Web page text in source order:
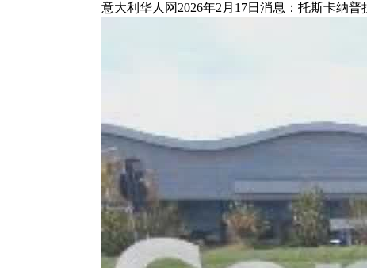
意大利华人网2026年2月17日消息：托斯卡纳